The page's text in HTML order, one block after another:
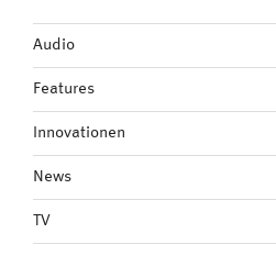
Audio
Features
Innovationen
News
TV